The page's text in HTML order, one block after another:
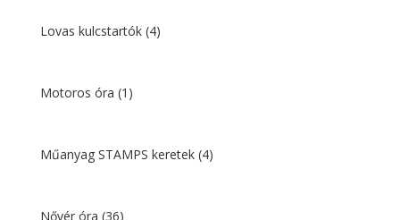
Lovas kulcstartók (4)
Motoros óra (1)
Műanyag STAMPS keretek (4)
Nővér óra (36)